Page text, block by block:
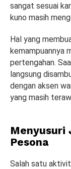
sangat sesuai
kuno masih
Hal yang
kemampuannya
pertengahan.
langsung
dengan aksen
yang masih
Menyusuri
Pesona
Salah satu